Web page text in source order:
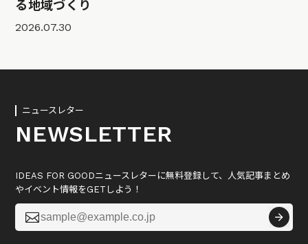
る地域づくり
2026.07.30
ニュースレター
NEWSLETTER
IDEAS FOR GOODニュースレターに無料登録して、人気記事まとめ
やイベント情報をGETしよう！
